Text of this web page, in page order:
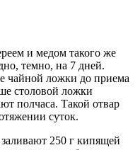
и медом такого же
темно, на 7 дней.
чайной ложки до приема
столовой ложки
полчаса. Такой отвар
суток.
250 г кипящей